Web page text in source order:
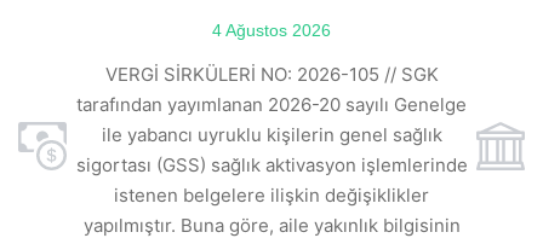
4 Ağustos 2026
VERGİ SİRKÜLERİ NO: 2026-105 // SGK
tarafından yayımlanan 2026-20 sayılı Genelge
ile yabancı uyruklu kişilerin genel sağlık
sigortası (GSS) sağlık aktivasyon işlemlerinde
istenen belgelere ilişkin değişiklikler
yapılmıştır. Buna göre, aile yakınlık bilgisinin